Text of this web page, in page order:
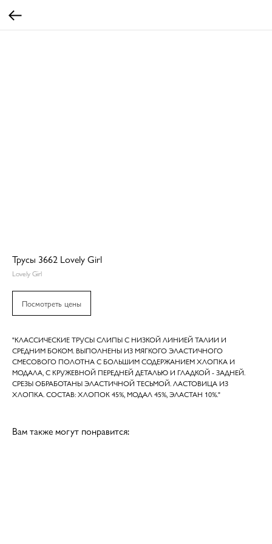
Трусы 3662 Lovely Girl
Lovely Girl
Посмотреть цены
"КЛАССИЧЕСКИЕ ТРУСЫ СЛИПЫ С НИЗКОЙ ЛИНИЕЙ ТАЛИИ И
СРЕДНИМ БОКОМ. ВЫПОЛНЕНЫ ИЗ МЯГКОГО ЭЛАСТИЧНОГО
СМЕСОВОГО ПОЛОТНА С БОЛЬШИМ СОДЕРЖАНИЕМ ХЛОПКА И
МОДАЛА, С КРУЖЕВНОЙ ПЕРЕДНЕЙ ДЕТАЛЬЮ И ГЛАДКОЙ - ЗАДНЕЙ.
СРЕЗЫ ОБРАБОТАНЫ ЭЛАСТИЧНОЙ ТЕСЬМОЙ. ЛАСТОВИЦА ИЗ
ХЛОПКА. СОСТАВ: ХЛОПОК 45%, МОДАЛ 45%, ЭЛАСТАН 10%."
Вам также могут понравится: